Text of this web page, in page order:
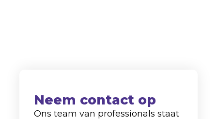
Neem contact op
Ons team van professionals staat